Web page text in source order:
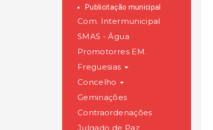
Publicitação municipal
Com. Intermunicipal
SMAS - Água
Promotorres EM.
Freguesias
Concelho
Geminações
Contraordenações
Julgado de Paz